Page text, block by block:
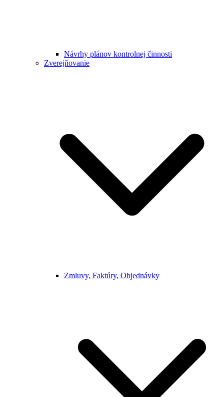
Návrhy plánov kontrolnej činnosti
Zverejňovanie
Zmluvy, Faktúry, Objednávky